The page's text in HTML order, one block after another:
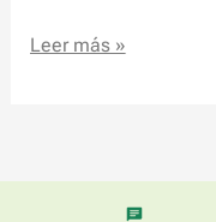
Leer más »